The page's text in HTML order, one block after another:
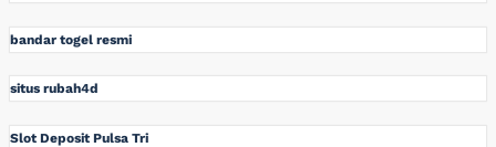
bandar togel resmi
situs rubah4d
Slot Deposit Pulsa Tri